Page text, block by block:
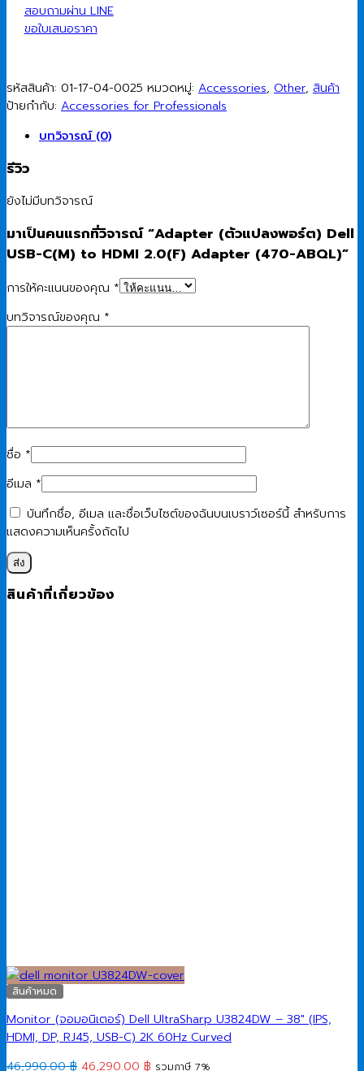
Adapter
(470-
สอบถามผ่าน LINE
ขอใบเสนอราคา
รหัสสินค้า: 01-17-04-0025 หมวดหมู่: Accessories, Other, สินค้า
ป้ายกำกับ: Accessories for Professionals
บทวิจารณ์ (0)
รีวิว
ยังไม่มีบทวิจารณ์
มาเป็นคนแรกที่วิจารณ์ “Adapter (ตัวแปลงพอร์ต) Dell
USB-C(M) to HDMI 2.0(F) Adapter (470-ABQL)”
การให้คะแนนของคุณ *
บทวิจารณ์ของคุณ *
ชื่อ *
อีเมล *
บันทึกชื่อ, อีเมล และชื่อเว็บไซต์ของฉันบนเบราว์เซอร์นี้ สำหรับการ
แสดงความเห็นครั้งถัดไป
สินค้าที่เกี่ยวข้อง
สินค้าหมด
Monitor (จอมอนิเตอร์) Dell UltraSharp U3824DW – 38″ (IPS,
HDMI, DP, RJ45, USB-C) 2K 60Hz Curved
46,990.00฿ Original
46,290.00 ฿ Current
รวมภาษี 7%